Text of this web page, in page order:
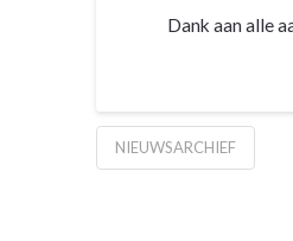
Dank aan alle
NIEUWSARCHIEF